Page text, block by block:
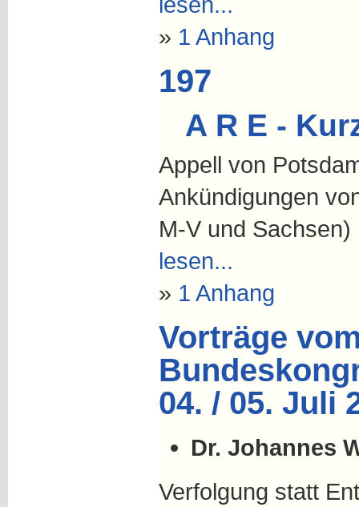
» 1 Anhang
197
A R E -
Appell von
Ankündigungen
M-V und Sachsen)
lesen...
» 1 Anhang
Vorträge
04. / 05. Juli
Dr. Johannes
Verfolgung statt